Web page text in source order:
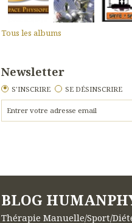
Tous les albums
Newsletter
S'INSCRIRE SE DÉSINSCRIRE
BLOG
Thérapie Manuelle/Sport/